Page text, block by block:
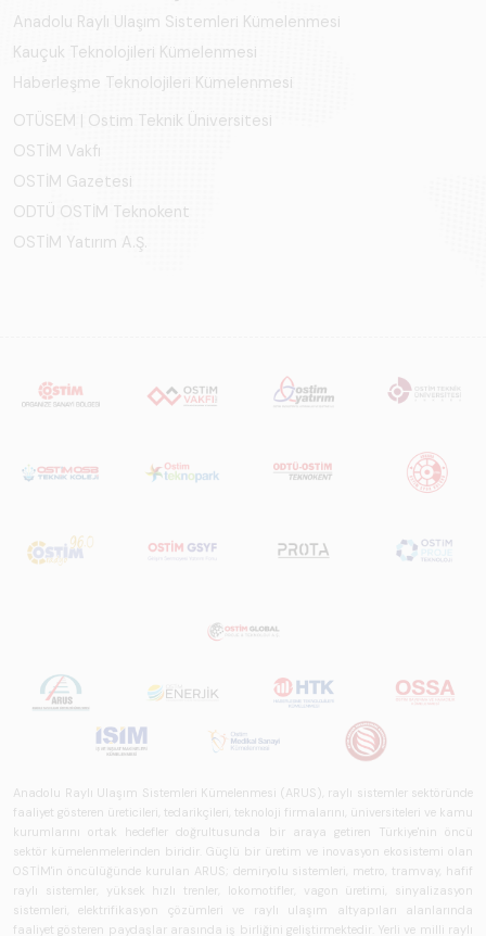
Anadolu Raylı Ulaşım Sistemleri Kümelenmesi
Kauçuk Teknolojileri Kümelenmesi
Haberleşme Teknolojileri Kümelenmesi
OTÜSEM | Ostim Teknik Üniversitesi
OSTİM Vakfı
OSTİM Gazetesi
ODTÜ OSTİM Teknokent
OSTİM Yatırım A.Ş.
Anadolu Raylı Ulaşım Sistemleri Kümelenmesi (ARUS), raylı sistemler sektöründe
faaliyet gösteren üreticileri, tedarikçileri, teknoloji firmalarını, üniversiteleri ve kamu
kurumlarını ortak hedefler doğrultusunda bir araya getiren Türkiye'nin öncü
sektör kümelenmelerinden biridir. Güçlü bir üretim ve inovasyon ekosistemi olan
OSTİM'in öncülüğünde kurulan ARUS; demiryolu sistemleri, metro, tramvay, hafif
raylı sistemler, yüksek hızlı trenler, lokomotifler, vagon üretimi, sinyalizasyon
sistemleri, elektrifikasyon çözümleri ve raylı ulaşım altyapıları alanlarında
faaliyet gösteren paydaşlar arasında iş birliğini geliştirmektedir. Yerli ve milli raylı